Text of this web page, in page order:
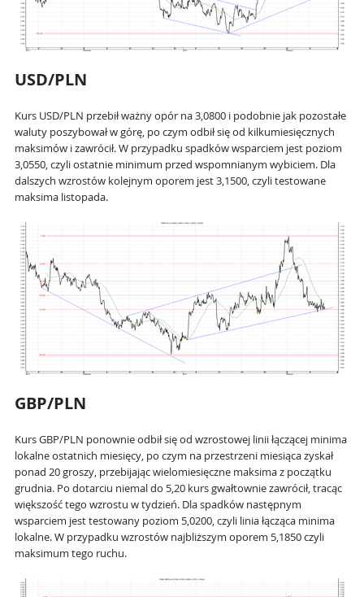
USD/PLN
Kurs USD/PLN przebił ważny opór na 3,0800 i podobnie jak pozostałe
waluty poszybował w górę, po czym odbił się od kilkumiesięcznych
maksimów i zawrócił. W przypadku spadków wsparciem jest poziom
3,0550, czyli ostatnie minimum przed wspomnianym wybiciem. Dla
dalszych wzrostów kolejnym oporem jest 3,1500, czyli testowane
maksima listopada.
GBP/PLN
Kurs GBP/PLN ponownie odbił się od wzrostowej linii łączącej minima
lokalne ostatnich miesięcy, po czym na przestrzeni miesiąca zyskał
ponad 20 groszy, przebijając wielomiesięczne maksima z początku
grudnia. Po dotarciu niemal do 5,20 kurs gwałtownie zawrócił, tracąc
większość tego wzrostu w tydzień. Dla spadków następnym
wsparciem jest testowany poziom 5,0200, czyli linia łącząca minima
lokalne. W przypadku wzrostów najbliższym oporem 5,1850 czyli
maksimum tego ruchu.